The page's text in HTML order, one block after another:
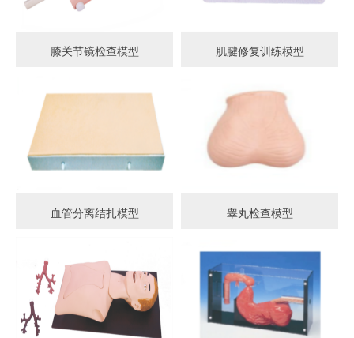
膝关节镜检查模型 肌腱修复训练模型
血管分离结扎模型 睾丸检查模型